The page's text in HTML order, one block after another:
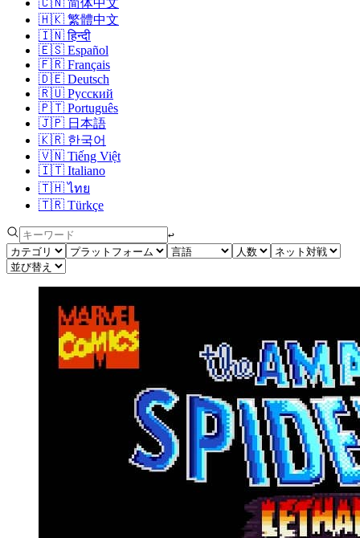
🇭🇰 繁體中文
🇮🇳 हिन्दी
🇪🇸 Español
🇫🇷 Français
🇩🇪 Deutsch
🇷🇺 Русский
🇵🇹 Português
🇯🇵 日本語
🇰🇷 한국어
🇻🇳 Tiếng Việt
🇮🇹 Italiano
🇹🇭 ไทย
🇹🇷 Türkçe
↩︎